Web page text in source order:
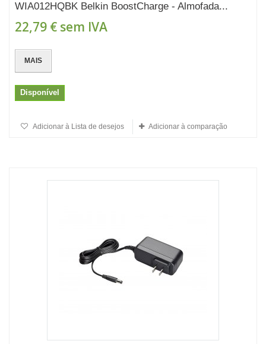
WIA012HQBK Belkin BoostCharge - Almofada...
22,79 € sem IVA
MAIS
Disponível
Adicionar à Lista de desejos Adicionar à comparação